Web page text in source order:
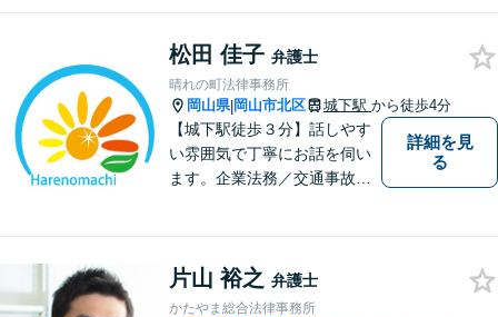
ている皆さまの現状を良い方
向に変化させることができる
ように全力を尽くします。
松田 佳子 弁護士
晴れの町法律事務所
岡山県|岡山市北区 城下駅 から徒歩4分
【城下駅徒歩３分】話しやす
い雰囲気で丁寧にお話を伺い
ます。企業法務／交通事故／
詳細を見
る
片山 裕之 弁護士
かたやま総合法律事務所